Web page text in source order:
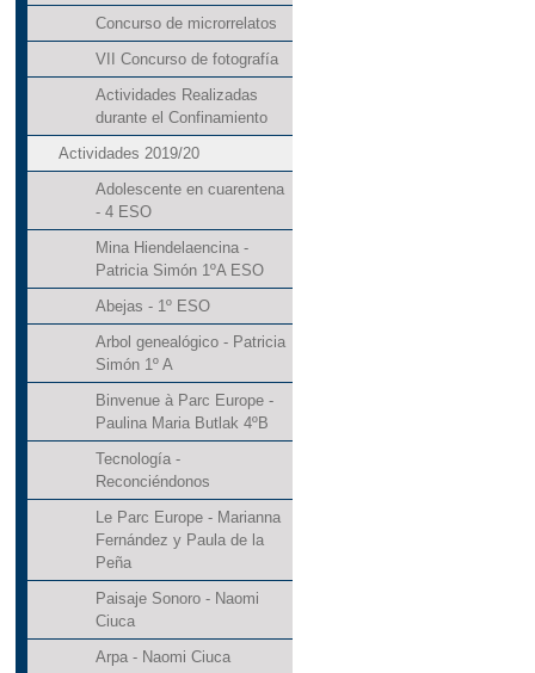
Concurso de microrrelatos
VII Concurso de fotografía
Actividades Realizadas
durante el Confinamiento
Actividades 2019/20
Adolescente en cuarentena
- 4 ESO
Mina Hiendelaencina -
Patricia Simón 1ºA ESO
Abejas - 1º ESO
Arbol genealógico - Patricia
Simón 1º A
Binvenue à Parc Europe -
Paulina Maria Butlak 4ºB
Tecnología -
Reconciéndonos
Le Parc Europe - Marianna
Fernández y Paula de la
Peña
Paisaje Sonoro - Naomi
Ciuca
Arpa - Naomi Ciuca